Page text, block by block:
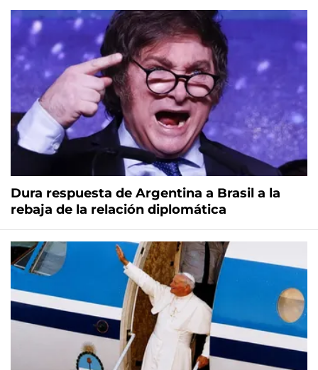
Dura respuesta de Argentina a Brasil a la
rebaja de la relación diplomática